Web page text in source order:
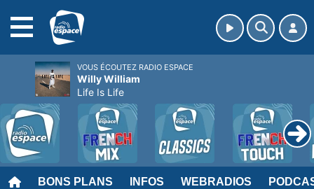
BONS PLANS INFOS WEBRADIOS
VOUS ÉCOUTEZ RADIO ESPACE
Willy William
Life Is Life